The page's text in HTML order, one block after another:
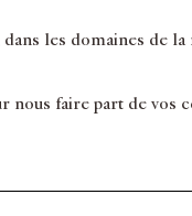
les domaines de la
nous faire part de vos